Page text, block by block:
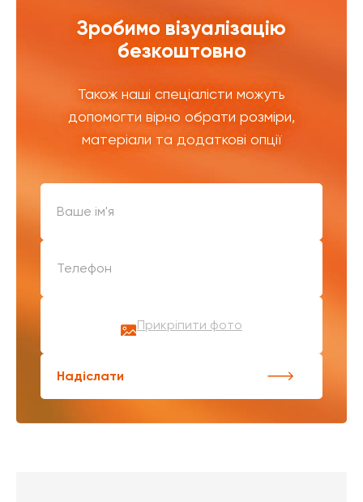
Зробимо візуалізацію
безкоштовно
Також наші спеціалісти можуть
допомогти вірно обрати розміри,
матеріали та додаткові опції
Прикріпити фото
Надіслати